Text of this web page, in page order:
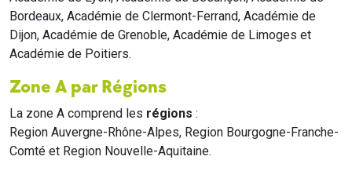
Bordeaux, Académie de Clermont-Ferrand, Académie de
Dijon, Académie de Grenoble, Académie de Limoges et
Académie de Poitiers.
Zone A par Régions
La zone A comprend les régions :
Region Auvergne-Rhône-Alpes, Region Bourgogne-Franche-
Comté et Region Nouvelle-Aquitaine.